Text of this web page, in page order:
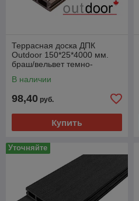
Террасная доска ДПК
Outdoor 150*25*4000 мм.
браш/вельвет темно-
В наличии
98,40 руб.
Купить
Уточняйте